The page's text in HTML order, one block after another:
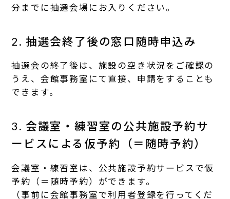
分までに抽選会場にお入りください。
2. 抽選会終了後の窓口随時申込み
抽選会の終了後は、施設の空き状況をご確認の
うえ、会館事務室にて直接、申請をすることも
できます。
3. 会議室・練習室の公共施設予約サ
ービスによる仮予約（＝随時予約）
会議室・練習室は、公共施設予約サービスで仮
予約（＝随時予約）ができます。
（事前に会館事務室で利用者登録を行ってくだ